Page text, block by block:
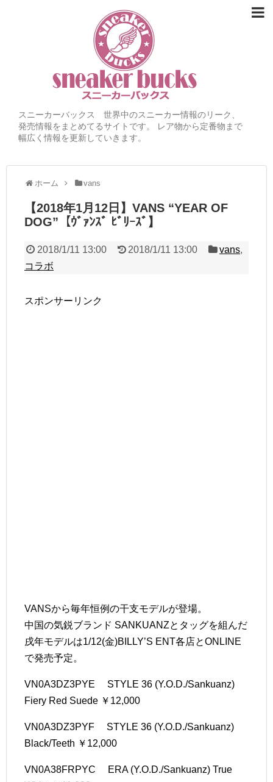
スニーカーバックス 世界中のスニーカー情報のリーク、
発売情報をまとめてるサイトです。 レア物から定番物まで
幅広く情報を更新していきます。
ホーム vans
【2018年1月12日】VANS “YEAR OF
DOG”【ｳﾞｧﾝｽﾞ ﾋﾞﾘｰｽﾞ】
2018/1/11 13:00 2018/1/11 13:00 vans,
コラボ
スポンサーリンク
VANSから毎年恒例の干支モデルが登場。
中国の気鋭ブランド SANKUANZとタッグを組んだ
戌年モデルは1/12(金)BILLY’S ENT各店とONLINE
で発売予定。
VN0A3DZ3PYE STYLE 36 (Y.O.D./Sankuanz)
Fiery Red Suede ￥12,000
VN0A3DZ3PYF STYLE 36 (Y.O.D./Sankuanz)
Black/Teeth ￥12,000
VN0A38FRPYC ERA (Y.O.D./Sankuanz) True